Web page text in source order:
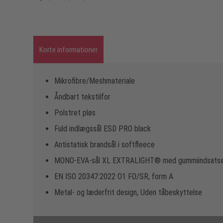
Korte informationer
Mikrofibre/Meshmateriale
Åndbart tekstilfor
Polstret pløs
Fuld indlægssål ESD PRO black
Antistatisk brandsål i softfleece
MONO-EVA-sål XL EXTRALIGHT® med
EN ISO 20347:2022 O1 FO/SR, form A
Metal- og læderfrit design, Uden tåbeskyttelse